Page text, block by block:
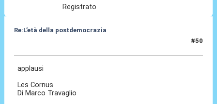
Registrato
Re:L’età della postdemocrazia
#50
applausi
Les Cornus
Di Marco Travaglio